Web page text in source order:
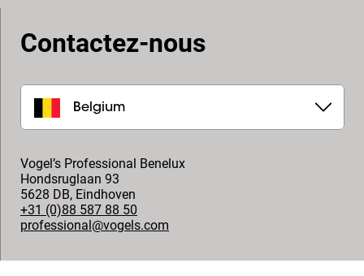
Contactez-nous
Belgium
Vogel’s Professional Benelux
Hondsruglaan 93
5628 DB, Eindhoven
+31 (0)88 587 88 50
professional@vogels.com